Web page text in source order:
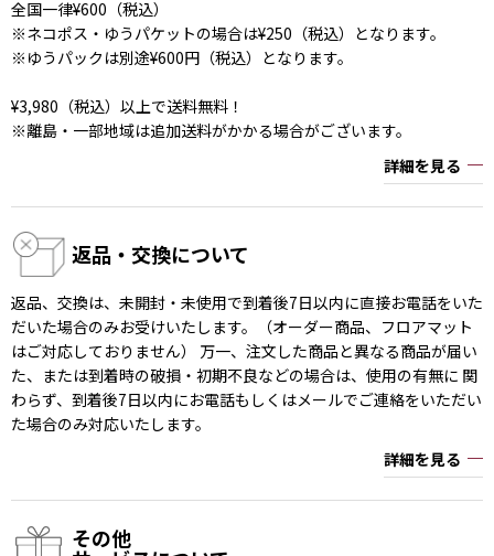
全国一律¥600（税込）
※ネコポス・ゆうパケットの場合は¥250（税込）となります。
※ゆうパックは別途¥600円（税込）となります。
¥3,980（税込）以上で送料無料！
※離島・一部地域は追加送料がかかる場合がございます。
詳細を見る
返品・交換について
返品、交換は、未開封・未使用で到着後7日以内に直接お電話をいた
だいた場合のみお受けいたします。（オーダー商品、フロアマット
はご対応しておりません） 万一、注文した商品と異なる商品が届い
た、または到着時の破損・初期不良などの場合は、使用の有無に 関
わらず、到着後7日以内にお電話もしくはメールでご連絡をいただい
た場合のみ対応いたします。
詳細を見る
その他